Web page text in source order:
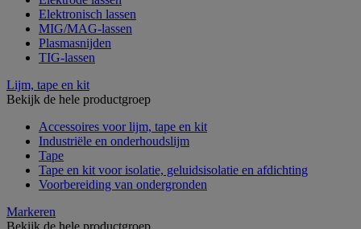
Elektronisch lassen
MIG/MAG-lassen
Plasmasnijden
TIG-lassen
Lijm, tape en kit
Bekijk de hele productgroep
Accessoires voor lijm, tape en kit
Industriële en onderhoudslijm
Tape
Tape en kit voor isolatie, geluidsisolatie en afdichting
Voorbereiding van ondergronden
Markeren
Bekijk de hele productgroep